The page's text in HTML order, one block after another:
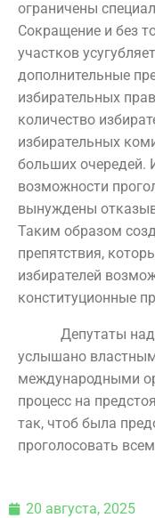
ограничены
Сокращение и без
участков
дополнительные
избирательных
количество
избирательных
больших очередей.
возможности
вынуждены
Таким образом
препятствия,
избирателей
конституционные
Депутаты
услышано
международными
процесс на
так, чтоб была
проголосовать
20 августа, 2025